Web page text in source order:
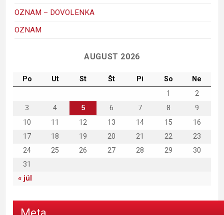
Maggie Simpson
mickey_mouse_walt_disney-1
porky-hrackyshop
OZNAM – DOVOLENKA
OZNAM
AUGUST 2026
Po Ut St Št Pi So Ne
« júl
1
2
3
4 5 6 7 8
9
10
11 12 13 14 15
16
17
18 19 20 21 22
23
24
25 26 27 28 29
30
31